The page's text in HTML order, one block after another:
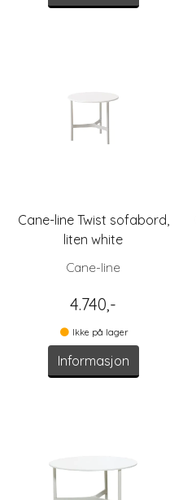
Cane-line Twist sofabord,
liten white
Cane-line
4.740,-
Ikke på lager
Informasjon